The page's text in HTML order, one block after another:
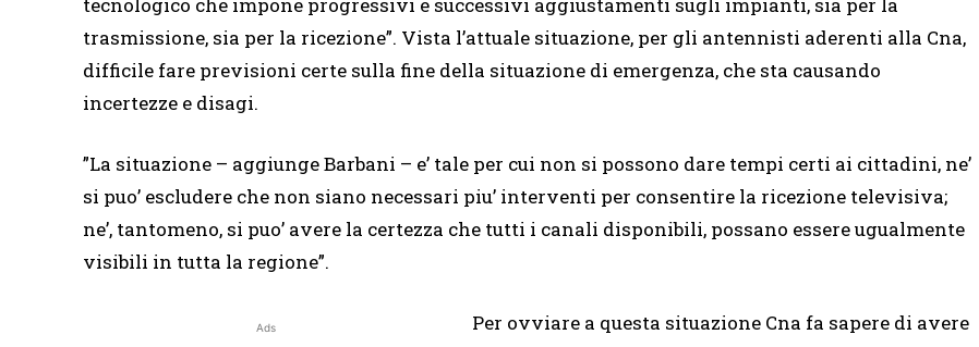
tecnologico che impone progressivi e successivi aggiustamenti sugli impianti, sia per la
trasmissione, sia per la ricezione”. Vista l’attuale situazione, per gli antennisti aderenti alla Cna,
difficile fare previsioni certe sulla fine della situazione di emergenza, che sta causando
incertezze e disagi.
”La situazione – aggiunge Barbani – e’ tale per cui non si possono dare tempi certi ai cittadini, ne’
si puo’ escludere che non siano necessari piu’ interventi per consentire la ricezione televisiva;
ne’, tantomeno, si puo’ avere la certezza che tutti i canali disponibili, possano essere ugualmente
visibili in tutta la regione”.
Ads
Per ovviare a questa situazione Cna fa sapere di avere